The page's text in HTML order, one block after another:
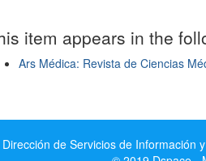
item appears in the
Ars Médica: Revista de Ciencias
Dirección de Servicios de Información